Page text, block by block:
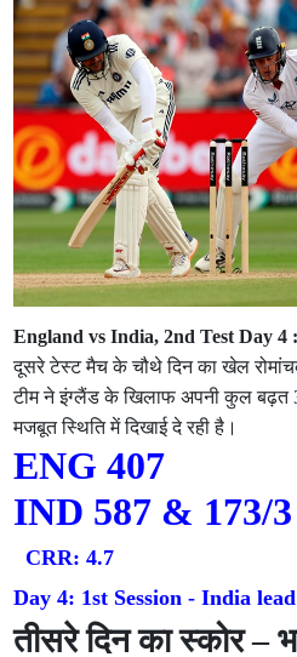
England vs India, 2nd Test Day 4 :
दूसरे टेस्ट मैच के चौथे दिन का खेल
टीम ने इंग्लैंड के खिलाफ अपनी कुल बढ़त
मजबूत स्थिति में दिखाई दे रही है।
ENG 407
IND 587 & 173/
CRR: 4.7
Day 4: 1st Session - India
तीसरे दिन का स्कोर –